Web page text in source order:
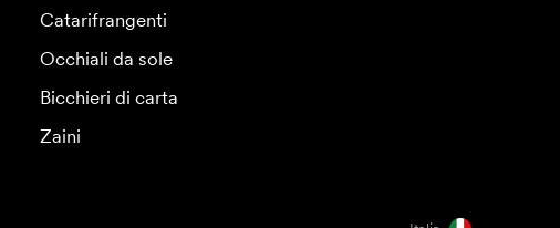
Catarifrangenti
Occhiali da sole
Bicchieri di carta
Zaini